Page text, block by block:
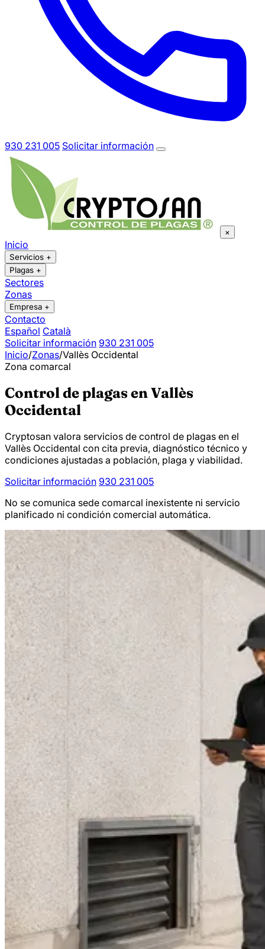
930 231 005 Solicitar información
×
Inicio
Servicios +
Plagas +
Sectores
Zonas
Empresa +
Contacto
Español Català
Solicitar información 930 231 005
Inicio/Zonas/Vallès Occidental
Zona comarcal
Control de plagas en Vallès
Occidental
Cryptosan valora servicios de control de plagas en el
Vallès Occidental con cita previa, diagnóstico técnico y
condiciones ajustadas a población, plaga y viabilidad.
Solicitar información 930 231 005
No se comunica sede comarcal inexistente ni servicio
planificado ni condición comercial automática.